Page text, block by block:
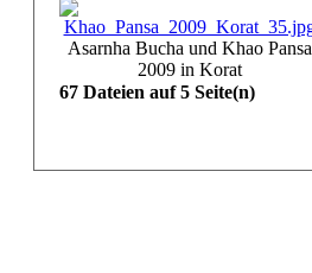
Asarnha Bucha und Khao Pansa
2009 in Korat
67 Dateien auf 5 Seite(n)